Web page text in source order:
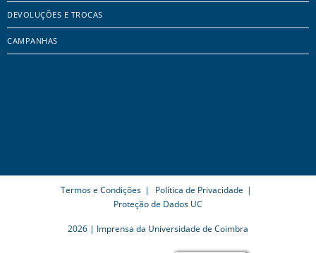
DEVOLUÇÕES E TROCAS
CAMPANHAS
Termos e Condições
Política de Privacidade
Proteção de Dados UC
2026 | Imprensa da Universidade de Coimbra